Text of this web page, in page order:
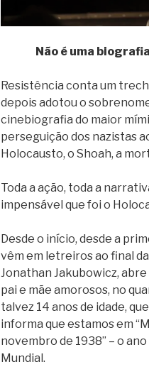
Não é uma
Resistência conta um
depois adotou o
cinebiografia do maior
perseguição dos nazistas
Holocausto, o Shoah, a
Toda a ação, toda a
impensável que foi o
Desde o início, desde a
vêm em letreiros ao final
Jonathan Jakubowicz,
pai e mãe amorosos, no
talvez 14 anos de idade,
informa que estamos em
novembro de 1938” – o
Mundial.